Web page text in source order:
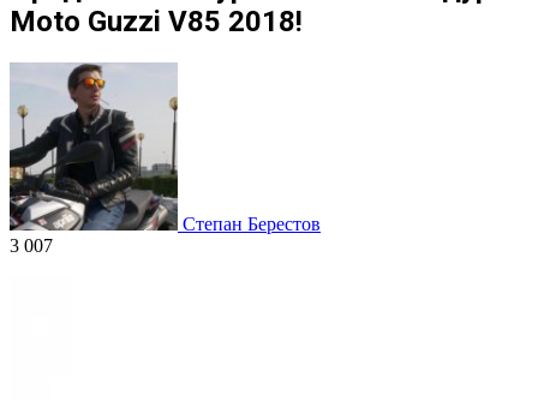
Moto Guzzi V85 2018!
Степан Берестов
3 007